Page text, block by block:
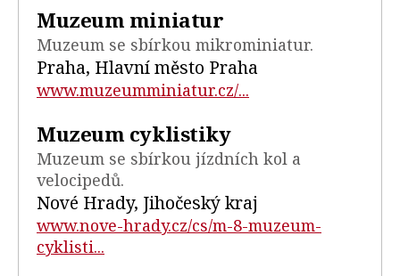
Muzeum miniatur
Muzeum se sbírkou mikrominiatur.
Praha, Hlavní město Praha
www.muzeumminiatur.cz/...
Muzeum cyklistiky
Muzeum se sbírkou jízdních kol a
velocipedů.
Nové Hrady, Jihočeský kraj
www.nove-hrady.cz/cs/m-8-muzeum-
cyklisti...